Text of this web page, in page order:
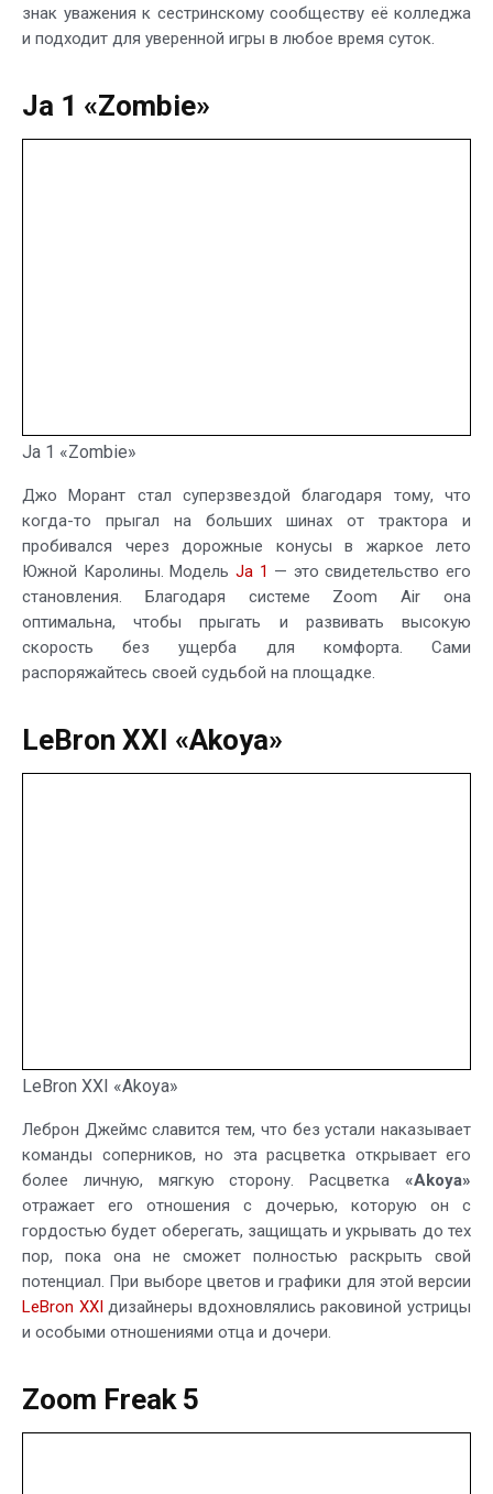
знак уважения к сестринскому сообществу её колледжа
и подходит для уверенной игры в любое время суток.
Ja 1 «Zombie»
Ja 1 «Zombie»
Джо Морант стал суперзвездой благодаря тому, что
когда-то прыгал на больших шинах от трактора и
пробивался через дорожные конусы в жаркое лето
Южной Каролины. Модель Ja 1 — это свидетельство его
становления. Благодаря системе Zoom Air она
оптимальна, чтобы прыгать и развивать высокую
скорость без ущерба для комфорта. Сами
распоряжайтесь своей судьбой на площадке.
LeBron XXI «Akoya»
LeBron XXI «Akoya»
Леброн Джеймс славится тем, что без устали наказывает
команды соперников, но эта расцветка открывает его
более личную, мягкую сторону. Расцветка «Akoya»
отражает его отношения с дочерью, которую он с
гордостью будет оберегать, защищать и укрывать до тех
пор, пока она не сможет полностью раскрыть свой
потенциал. При выборе цветов и графики для этой версии
LeBron XXIдизайнеры вдохновлялись раковиной устрицы
и особыми отношениями отца и дочери.
Zoom Freak 5